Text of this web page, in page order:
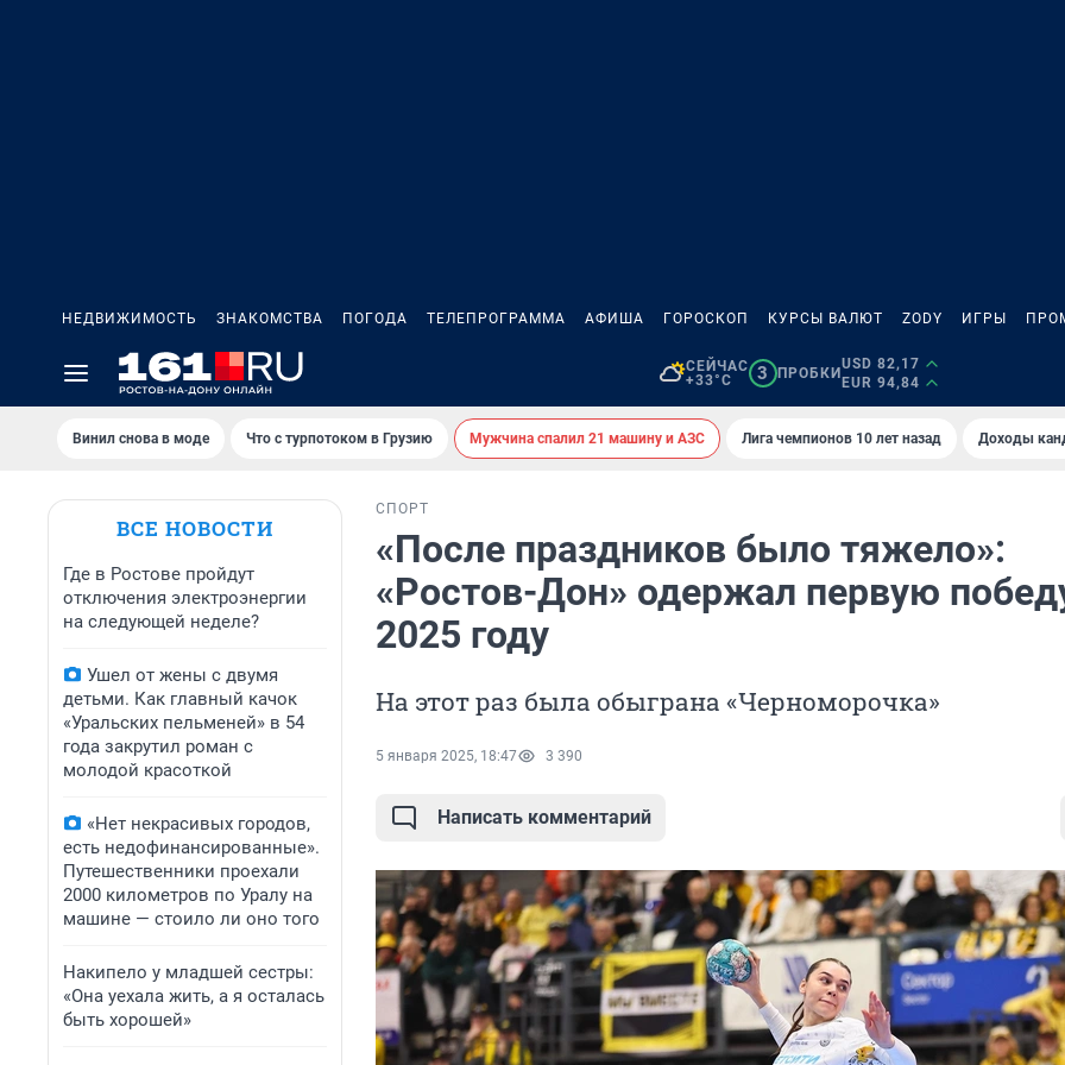
НЕДВИЖИМОСТЬ ЗНАКОМСТВА ПОГОДА ТЕЛЕПРОГРАММА АФИША ГОРОСКОП КУРСЫ ВАЛЮТ ZODY ИГРЫ
СЕЙЧАС
+33°C
3 ПРОБКИ
USD 82,17
EUR 94,84
Винил снова в моде Что с турпотоком в Грузию Мужчина спалил 21 машину и АЗС Лига чемпионов 10 лет назад Доходы
ВСЕ НОВОСТИ
Где в Ростове пройдут
отключения электроэнергии
на следующей неделе?
Ушел от жены с двумя
детьми. Как главный качок
«Уральских пельменей» в 54
года закрутил роман с
молодой красоткой
«Нет некрасивых городов,
есть недофинансированные».
Путешественники проехали
2000 километров по Уралу на
машине — стоило ли оно того
Накипело у младшей сестры:
«Она уехала жить, а я осталась
быть хорошей»
СПОРТ
«После праздников было тяжело»:
«Ростов-Дон» одержал первую
2025 году
На этот раз была обыграна «Черноморочка»
5 января 2025, 18:47 3 390
Написать комментарий